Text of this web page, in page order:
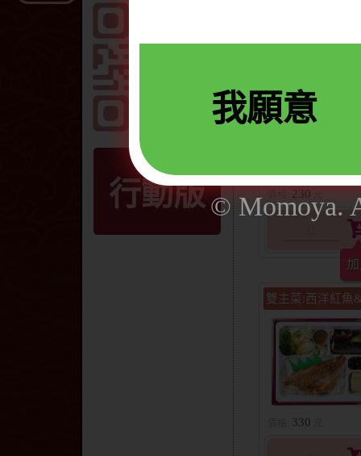
行動版 230
雙主菜:西洋紅魚
330
我願意
© Momoya.